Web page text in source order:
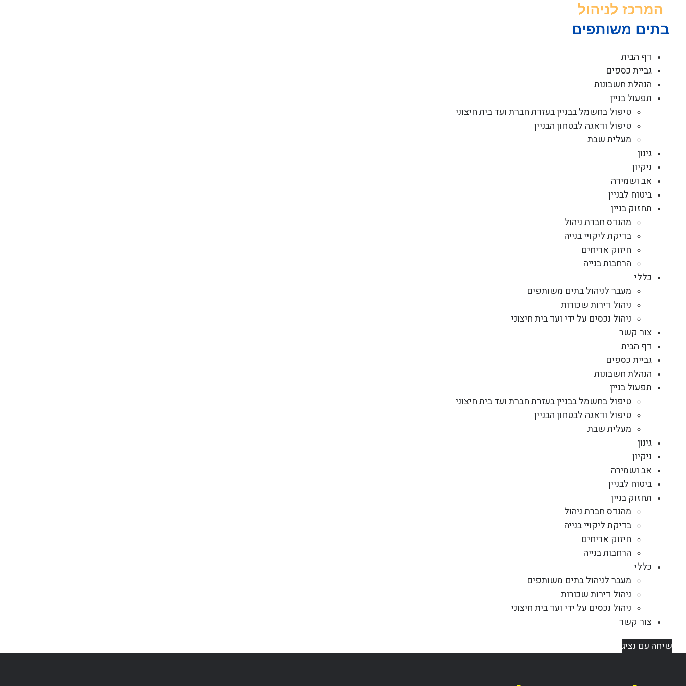
דף הבית
גביית כספים
הנהלת חשבונות
תפעול בניין
טיפול בחשמל בבניין בעזרת חברת ועד בית חיצוני
טיפול ודאגה לבטחון הבניין
מעלית שבת
גינון
ניקיון
אב ושמירה
ביטוח לבניין
תחזוק בניין
מהנדס חברת ניהול
בדיקת ליקויי בנייה
חיזוק אריחים
הרחבות בנייה
כללי
מעבר לניהול בתים משותפים
ניהול דירות שכורות
ניהול נכסים על ידי ועד בית חיצוני
צור קשר
דף הבית
גביית כספים
הנהלת חשבונות
תפעול בניין
טיפול בחשמל בבניין בעזרת חברת ועד בית חיצוני
טיפול ודאגה לבטחון הבניין
מעלית שבת
גינון
ניקיון
אב ושמירה
ביטוח לבניין
תחזוק בניין
מהנדס חברת ניהול
בדיקת ליקויי בנייה
חיזוק אריחים
הרחבות בנייה
כללי
מעבר לניהול בתים משותפים
ניהול דירות שכורות
ניהול נכסים על ידי ועד בית חיצוני
צור קשר
שיחה עם נציג